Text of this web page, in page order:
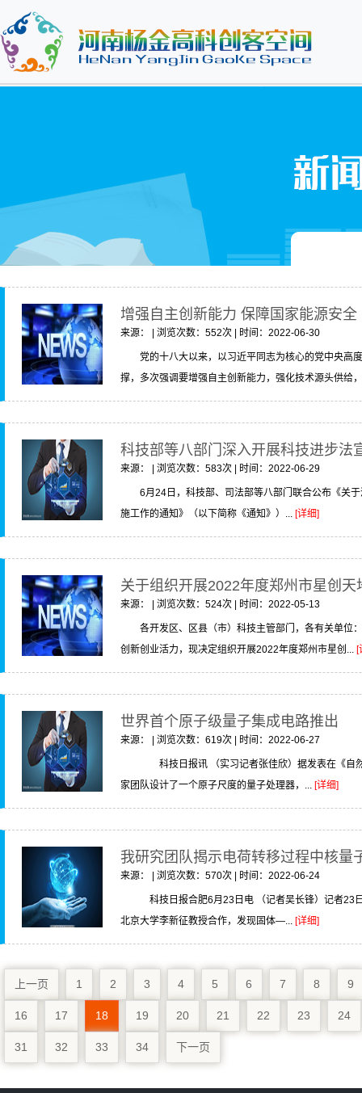
增强自主创新能力 保障国家能源安全
来源： | 浏览次数：552次 | 时间：2022-06-30
党的十八大以来，以习近平同志为核心的党中央高
撑，多次强调要增强自主创新能力，强化技术源头供给
科技部等八部门深入开展科技进步法
来源： | 浏览次数：583次 | 时间：2022-06-29
6月24日，科技部、司法部等八部门联合公布《关
施工作的通知》（以下简称《通知》）... [详细]
关于组织开展2022年度郑州市星创天
来源： | 浏览次数：524次 | 时间：2022-05-13
各开发区、区县（市）科技主管部门，各有关单位
创新创业活力，现决定组织开展2022年度郑州市星创... [
世界首个原子级量子集成电路推出
来源： | 浏览次数：619次 | 时间：2022-06-27
科技日报讯 （实习记者张佳欣）据发表在《自
家团队设计了一个原子尺度的量子处理器，... [详细]
我研究团队揭示电荷转移过程中核量
来源： | 浏览次数：570次 | 时间：2022-06-24
科技日报合肥6月23日电 （记者吴长锋）记者23
北京大学李新征教授合作，发现固体—... [详细]
上一页 1 2 3 4 5 6 7 8 9
16 17 18 19 20 21 22 23 24
31 32 33 34 下一页